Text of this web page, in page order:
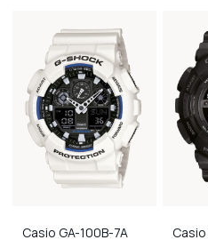
Casio GA-100B-7A Casio